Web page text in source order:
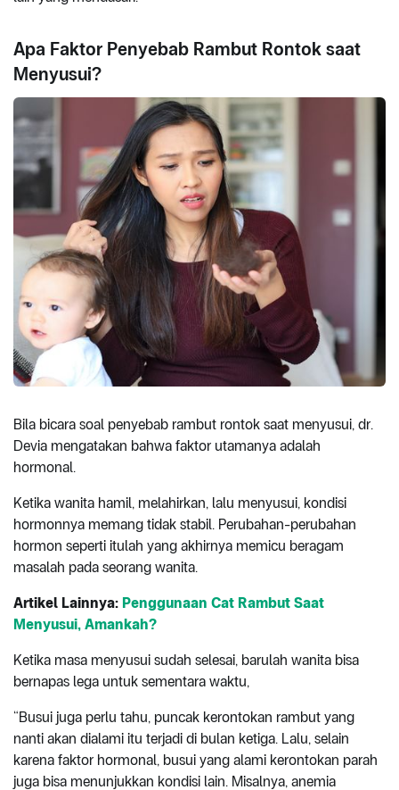
Apa Faktor Penyebab Rambut Rontok saat
Menyusui?
Bila bicara soal penyebab rambut rontok saat menyusui, dr.
Devia mengatakan bahwa faktor utamanya adalah
hormonal.
Ketika wanita hamil, melahirkan, lalu menyusui, kondisi
hormonnya memang tidak stabil. Perubahan-perubahan
hormon seperti itulah yang akhirnya memicu beragam
masalah pada seorang wanita.
Artikel Lainnya: Penggunaan Cat Rambut Saat
Menyusui, Amankah?
Ketika masa menyusui sudah selesai, barulah wanita bisa
bernapas lega untuk sementara waktu,
“Busui juga perlu tahu, puncak kerontokan rambut yang
nanti akan dialami itu terjadi di bulan ketiga. Lalu, selain
karena faktor hormonal, busui yang alami kerontokan parah
juga bisa menunjukkan kondisi lain. Misalnya, anemia